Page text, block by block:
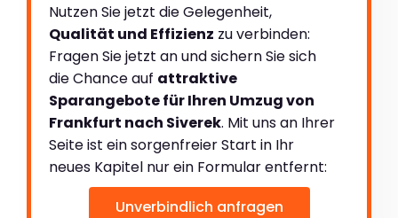
Nutzen Sie jetzt die Gelegenheit,
Qualität und Effizienz zu verbinden:
Fragen Sie jetzt an und sichern Sie sich
die Chance auf attraktive
Sparangebote für Ihren Umzug von
Frankfurt nach Siverek. Mit uns an Ihrer
Seite ist ein sorgenfreier Start in Ihr
neues Kapitel nur ein Formular entfernt:
Unverbindlich anfragen